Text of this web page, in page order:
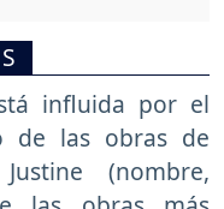
influida por el
de las obras de
(nombre,